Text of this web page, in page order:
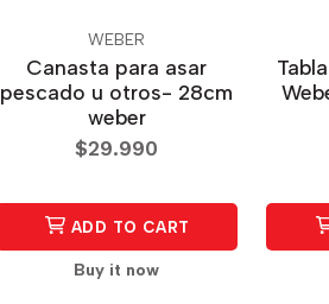
WEBER
Canasta para asar
pescado u otros- 28cm
weber
$29.990
ADD TO CART
Buy it now